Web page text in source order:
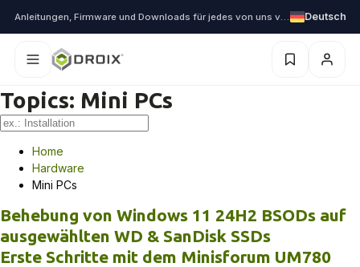
Deutsch
Topics: Mini PCs
Home
Hardware
Mini PCs
Behebung von Windows 11 24H2 BSODs auf
ausgewählten WD & SanDisk SSDs
Erste Schritte mit dem Minisforum UM780